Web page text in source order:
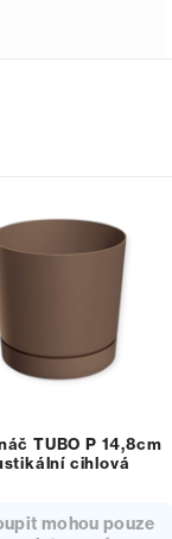
TUBO P 14,8cm
cihlová
mohou pouze